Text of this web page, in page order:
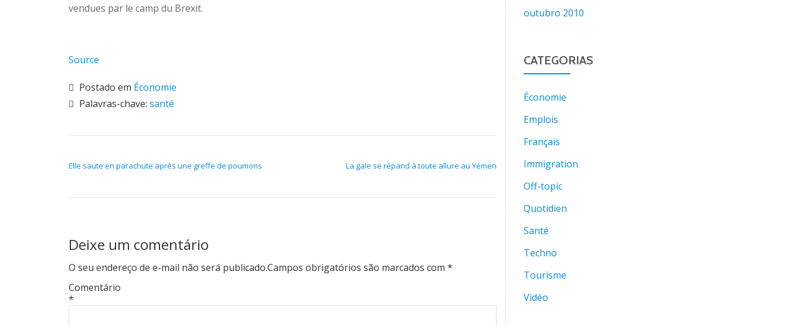
vendues par le camp du Brexit.
Source
Postado em Économie
Palavras-chave: santé
Elle saute en parachute après une greffe de poumons La gale se répand à toute allure au Yémen
Deixe um comentário
O seu endereço de e-mail não será publicado.Campos obrigatórios são marcados com *
Comentário
*
outubro 2010
CATEGORIAS
Économie
Emplois
Français
Immigration
Off-topic
Quotidien
Santé
Techno
Tourisme
Vidéo